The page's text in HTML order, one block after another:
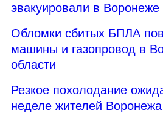
эвакуировали в Воронеже
Обломки сбитых БПЛА
машины и газопровод в
области
Резкое похолодание
неделе жителей Воронежа